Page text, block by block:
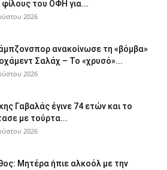
φίλους του ΟΦΗ για...
2026
ανακοίνωσε τη «βόμβα»
Σαλάχ – Το «χρυσό»...
2026
Γαβαλάς έγινε 74 ετών και το
με τούρτα...
2026
Μητέρα ήπιε αλκοόλ με την